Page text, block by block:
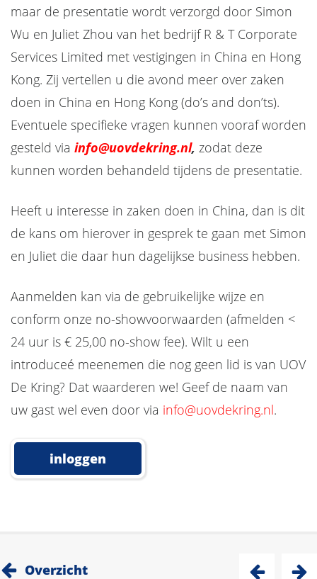
maar de presentatie wordt verzorgd door Simon
Wu en Juliet Zhou van het bedrijf R & T Corporate
Services Limited met vestigingen in China en Hong
Kong. Zij vertellen u die avond meer over zaken
doen in China en Hong Kong (do’s and don’ts).
Eventuele specifieke vragen kunnen vooraf worden
gesteld via info@uovdekring.nl, zodat deze
kunnen worden behandeld tijdens de presentatie.
Heeft u interesse in zaken doen in China, dan is dit
de kans om hierover in gesprek te gaan met Simon
en Juliet die daar hun dagelijkse business hebben.
Aanmelden kan via de gebruikelijke wijze en
conform onze no-showvoorwaarden (afmelden <
24 uur is € 25,00 no-show fee). Wilt u een
introduceé meenemen die nog geen lid is van UOV
De Kring? Dat waarderen we! Geef de naam van
uw gast wel even door via info@uovdekring.nl.
inloggen
Overzicht